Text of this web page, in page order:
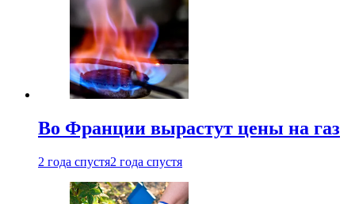
Во Франции вырастут цены на газ
2 года спустя2 года спустя